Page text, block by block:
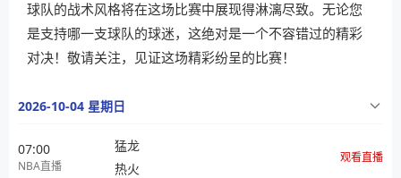
球队的战术风格将在这场比赛中展现得淋漓尽致。无论您
是支持哪一支球队的球迷，这绝对是一个不容错过的精彩
对决！敬请关注，见证这场精彩纷呈的比赛！
2026-10-04 星期日
07:00
NBA直播
猛龙
热火
观看直播